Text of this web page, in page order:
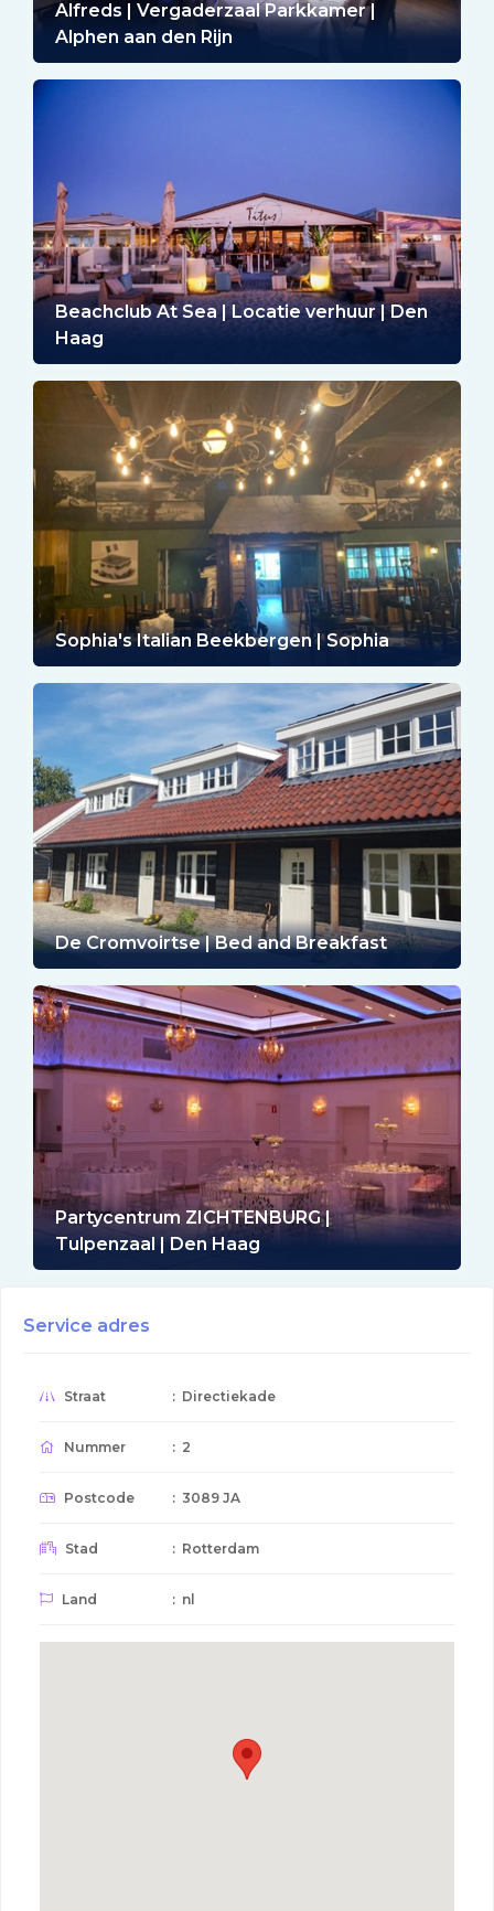
Alfreds | Vergaderzaal Parkkamer |
Alphen aan den Rijn
Beachclub At Sea | Locatie verhuur | Den
Haag
Sophia's Italian Beekbergen | Sophia
De Cromvoirtse | Bed and Breakfast
Partycentrum ZICHTENBURG |
Tulpenzaal | Den Haag
Service adres
Straat : Directiekade
Nummer : 2
Postcode : 3089 JA
Stad : Rotterdam
Land : nl